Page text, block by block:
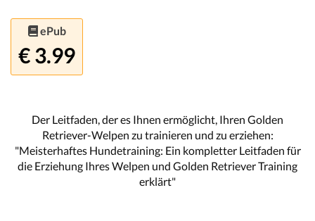
ePub
€ 3.99
Der Leitfaden, der es Ihnen ermöglicht, Ihren Golden
Retriever-Welpen zu trainieren und zu erziehen:
"Meisterhaftes Hundetraining: Ein kompletter Leitfaden für
die Erziehung Ihres Welpen und Golden Retriever Training
erklärt"